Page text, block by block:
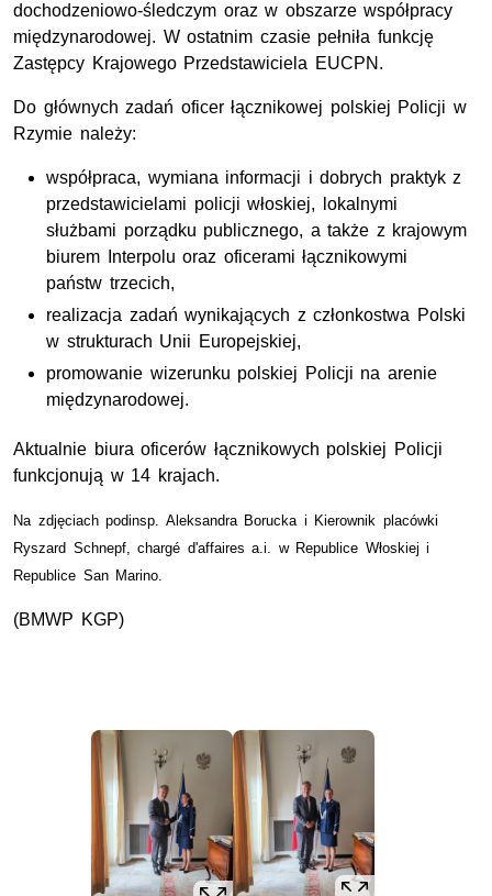
dochodzeniowo-śledczym oraz w obszarze współpracy
międzynarodowej. W ostatnim czasie pełniła funkcję
Zastępcy Krajowego Przedstawiciela EUCPN.
Do głównych zadań oficer łącznikowej polskiej Policji w
Rzymie należy:
współpraca, wymiana informacji i dobrych praktyk z
przedstawicielami policji włoskiej, lokalnymi
służbami porządku publicznego, a także z krajowym
biurem Interpolu oraz oficerami łącznikowymi
państw trzecich,
realizacja zadań wynikających z członkostwa Polski
w strukturach Unii Europejskiej,
promowanie wizerunku polskiej Policji na arenie
międzynarodowej.
Aktualnie biura oficerów łącznikowych polskiej Policji
funkcjonują w 14 krajach.
Na zdjęciach podinsp. Aleksandra Borucka i Kierownik placówki
Ryszard Schnepf, chargé d'affaires a.i. w Republice Włoskiej i
Republice San Marino.
(BMWP KGP)